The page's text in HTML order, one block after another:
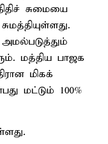
சுமையை
மத்திய பாஜக
மிகக்
மட்டும் 100%